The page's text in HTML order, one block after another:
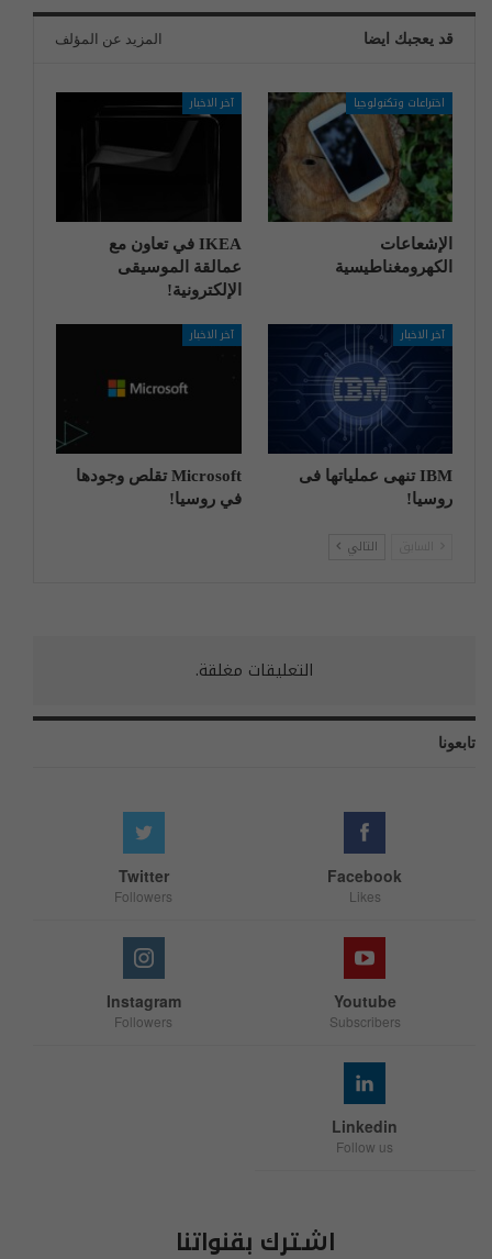
قد يعجبك ايضا المزيد عن المؤلف
اختراعات وتكنولوجيا
الإشعاعات
الكهرومغناطيسية
آخر الاخبار
IKEA في تعاون مع
عمالقة الموسيقى
الإلكترونية!
آخر الاخبار
IBM تنهی عملیاتها فی
روسیا!
آخر الاخبار
Microsoft تقلص وجودها
في روسيا!
التالي
التعليقات مغلقة.
تابعونا
Facebook
Likes
Twitter
Followers
Youtube
Subscribers
Instagram
Followers
Linkedin
Follow us
اشترك بقنواتنا